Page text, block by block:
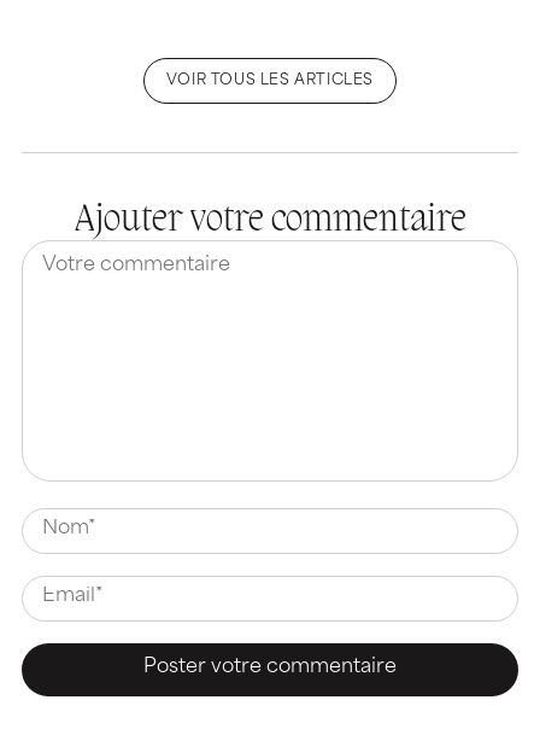
VOIR TOUS LES ARTICLES
Ajouter votre commentaire